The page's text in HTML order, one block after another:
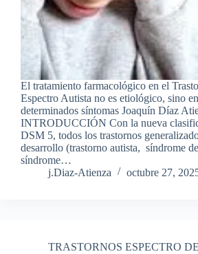
El tratamiento farmacológico en el
Espectro Autista no es etiológico, sino
determinados síntomas Joaquín Díaz
INTRODUCCIÓN Con la nueva
DSM 5, todos los trastornos
desarrollo (trastorno autista, síndrome
síndrome…
j.Diaz-Atienza
octubre 27,
TRASTORNOS ESPECTRO